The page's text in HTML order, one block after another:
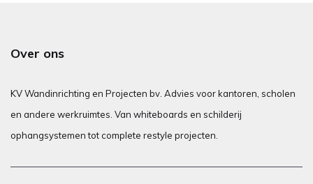
Over ons
KV Wandinrichting en Projecten bv. Advies voor kantoren, scholen
en andere werkruimtes. Van whiteboards en schilderij
ophangsystemen tot complete restyle projecten.